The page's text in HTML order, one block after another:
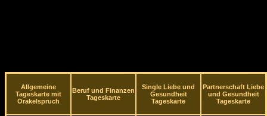
Allgemeine
Tageskarte mit
Orakelspruch
Beruf und Finanzen
Tageskarte
Single Liebe und
Gesundheit
Tageskarte
Partnerschaft Liebe
und Gesundheit
Tageskarte